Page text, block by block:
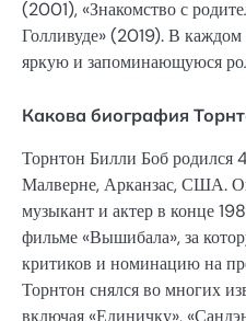
(2001), «Знакомство с
Голливуде» (2019). В
яркую и запоминающуюся
Какова биография
Торнтон Билли Боб родился
Малверне, Арканзас, США.
музыкант и актер в конце
фильме «Вышибала», за
критиков и номинацию на
Торнтон снялся во многих
включая «Единичку»,